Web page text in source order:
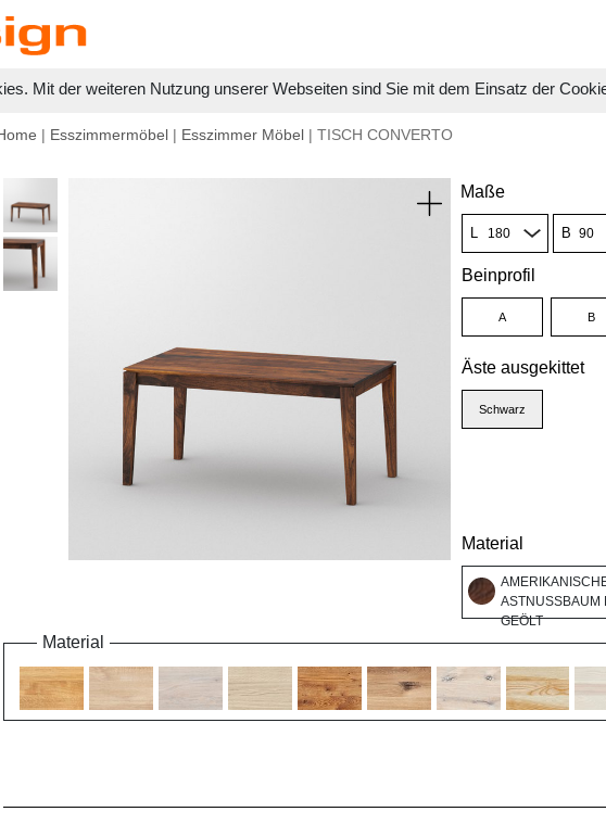
Mit der weiteren Nutzung unserer Webseiten sind Sie mit dem Einsatz der
| Esszimmermöbel | Esszimmer Möbel | TISCH CONVERTO
Maße
L B
Beinprofil
A B
Äste ausgekittet
Schwarz
Material
ASTNUSSBAUM
GEÖLT
Material